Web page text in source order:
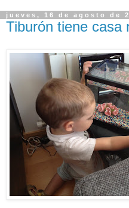
jueves, 16 de agosto de
Tiburón tiene casa